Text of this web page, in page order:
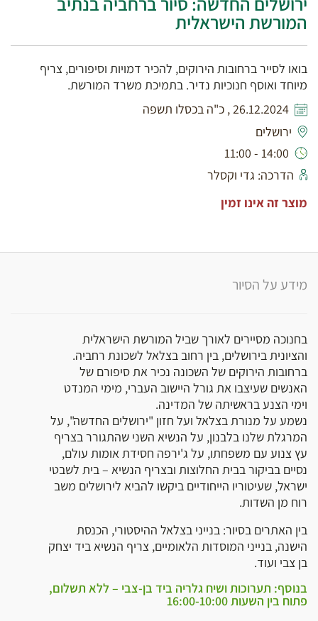
המורשת הישראלית
בואו לסייר ברחובות הירוקים, להכיר דמויות וסיפורים, צריף
מיוחד ואוסף חנוכיות נדיר. בתמיכת משרד המורשת.
26.12.2024 , כ"ה בכסלו תשפה
ירושלים
14:00 - 11:00
הדרכה: גדי וקסלר
מוצר זה אינו זמין
מידע על הסיור
בחנוכה מסיירים לאורך שביל המורשת הישראלית
והציונית בירושלים, בין רחוב בצלאל לשכונת רחביה.
ברחובות הירוקים של השכונה נכיר את סיפורם של
האנשים שעיצבו את גורל היישוב העברי, מימי המנדט
וימי הצנע בראשיתה של המדינה.
נשמע על מנורת בצלאל ועל חזון "ירושלים החדשה", על
המרגלת שלנו בלבנון, על הנשיא השני שהתגורר בצריף
עץ צנוע עם משפחתו, על ג'ירפה חסידת אומות עולם,
נסיים בביקור בבית החלוצות ובצריף הנשיא – בית לשבטי
ישראל, שעיטוריו הייחודיים ביקשו להביא לירושלים משב
רוח מן השדות.
בין האתרים בסיור: בנייני בצלאל ההיסטורי, הכנסת
הישנה, בנייני המוסדות הלאומיים, צריף הנשיא ביד יצחק
בן צבי ועוד.
בנוסף: תערוכות ושיח גלריה ביד בן-צבי – ללא תשלום,
פתוח בין השעות 16:00-10:00